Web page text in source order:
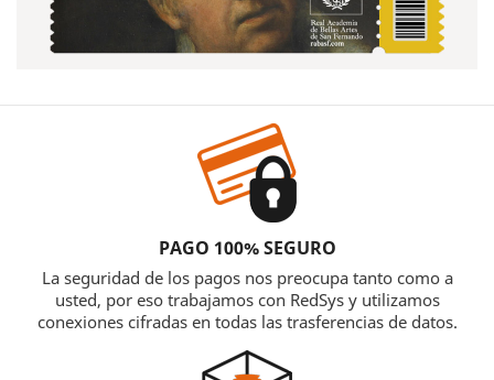
PAGO 100% SEGURO
La seguridad de los pagos nos preocupa tanto como a
usted, por eso trabajamos con RedSys y utilizamos
conexiones cifradas en todas las trasferencias de datos.